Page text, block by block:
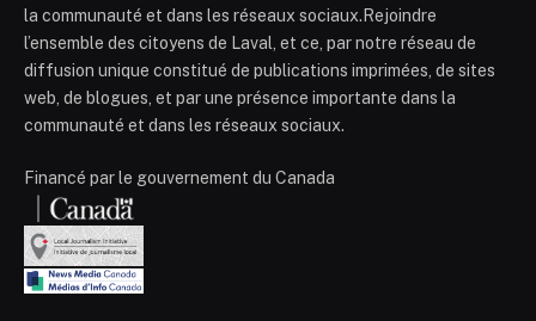
la communauté et dans les réseaux sociaux.Rejoindre
l’ensemble des citoyens de Laval, et ce, par notre réseau de
diffusion unique constitué de publications imprimées, de sites
web, de blogues, et par une présence importante dans la
communauté et dans les réseaux sociaux.
Financé par le gouvernement du Canada